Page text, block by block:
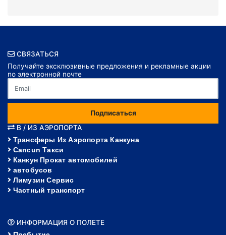
СВЯЗАТЬСЯ
Получайте эксклюзивные предложения и рекламные акции
по электронной почте
Подписаться
В / ИЗ АЭРОПОРТА
Трансферы Из Аэропорта Канкуна
Cancun Такси
Канкун Прокат автомобилей
автобусов
Лимузин Сервис
Частный транспорт
ИНФОРМАЦИЯ О ПОЛЕТЕ